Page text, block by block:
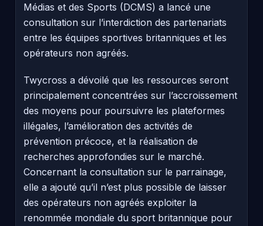
Médias et des Sports (DCMS) a lancé une
consultation sur l’interdiction des partenariats
entre les équipes sportives britanniques et les
opérateurs non agréés.
Twycross a dévoilé que les ressources seront
principalement concentrées sur l’accroissement
des moyens pour poursuivre les plateformes
illégales, l’amélioration des activités de
prévention précoce, et la réalisation de
recherches approfondies sur le marché.
Concernant la consultation sur le parrainage,
elle a ajouté qu’il n’est plus possible de laisser
des opérateurs non agréés exploiter la
renommée mondiale du sport britannique pour